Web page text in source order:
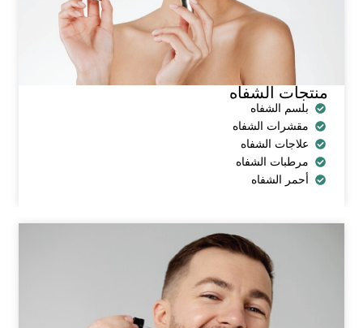
منتجات الشفاه
بلسم الشفاه
مقشرات الشفاه
علاجات الشفاه
مرطبات الشفاه
أحمر الشفاه